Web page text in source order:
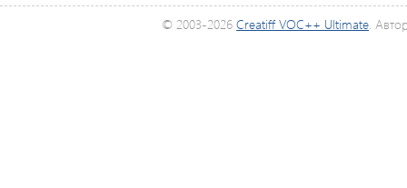
© 2003-2026 Creatiff VOC++ Ultimate.